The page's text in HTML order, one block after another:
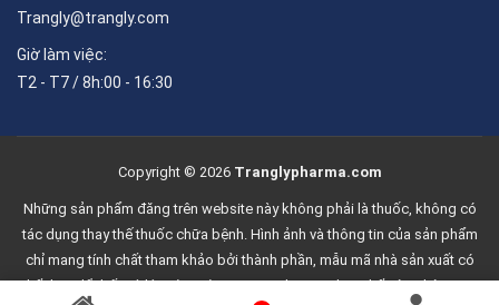
Trangly@trangly.com
Giờ làm việc:
T2 - T7 / 8h:00 - 16:30
Copyright © 2026 Tranglypharma.com
Những sản phẩm đăng trên website này không phải là thuốc, không có
tác dụng thay thế thuốc chữa bệnh. Hình ảnh và thông tin của sản phẩm
chỉ mang tính chất tham khảo bởi thành phần, mẫu mã nhà sản xuất có
thể thay đổi bất cứ lúc nào mà Trang Ly Pharma chưa thể cập nhật ngay